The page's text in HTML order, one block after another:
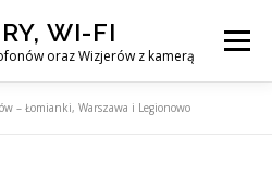
WI-FI
oraz Wizjerów z kamerą
Menu
– Łomianki, Warszawa i Legionowo